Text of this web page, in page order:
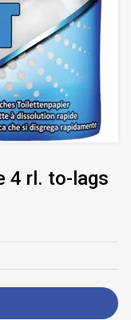
4 rl. to-lags